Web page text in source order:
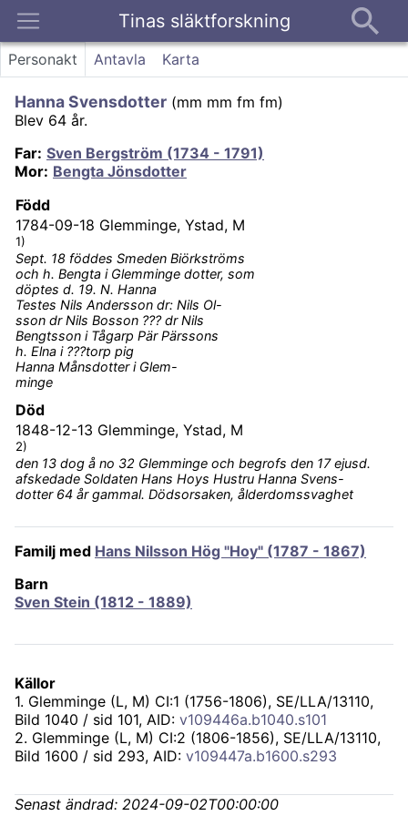
Tinas släktforskning
Kontakt
Personakt Antavla Karta
Hanna Svensdotter (mm mm fm fm)
Blev 64 år.
Far: Sven Bergström (1734 - 1791)
Mor: Bengta Jönsdotter
Född
1784-09-18 Glemminge, Ystad, M
1)
Sept. 18 föddes Smeden Biörkströms
och h. Bengta i Glemminge dotter, som
döptes d. 19. N. Hanna
Testes Nils Andersson dr: Nils Ol-
sson dr Nils Bosson ??? dr Nils
Bengtsson i Tågarp Pär Pärssons
h. Elna i ???torp pig
Hanna Månsdotter i Glem-
minge
Död
1848-12-13 Glemminge, Ystad, M
2)
den 13 dog å no 32 Glemminge och begrofs den 17 ejusd.
afskedade Soldaten Hans Hoys Hustru Hanna Svens-
dotter 64 år gammal. Dödsorsaken, ålderdomssvaghet
Familj med Hans Nilsson Hög "Hoy" (1787 - 1867)
Barn
Sven Stein (1812 - 1889)
Källor
1. Glemminge (L, M) CI:1 (1756-1806), SE/LLA/13110,
Bild 1040 / sid 101, AID: v109446a.b1040.s101
2. Glemminge (L, M) CI:2 (1806-1856), SE/LLA/13110,
Bild 1600 / sid 293, AID: v109447a.b1600.s293
Senast ändrad: 2024-09-02T00:00:00